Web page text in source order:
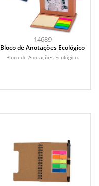
14689
Bloco de Anotações Ecológico
Bloco de Anotações Ecológico.